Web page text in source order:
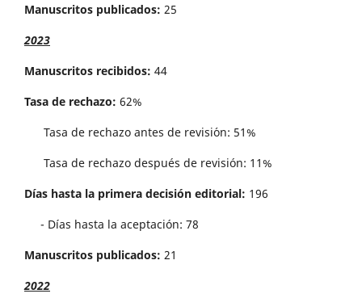
Manuscritos publicados: 25
2023
Manuscritos recibidos: 44
Tasa de rechazo: 62%
Tasa de rechazo antes de revisi´on: 51%
Tasa de rechazo después de revisión: 11%
Días hasta la primera decisión editorial: 196
- Días hasta la aceptación: 78
Manuscritos publicados: 21
2022